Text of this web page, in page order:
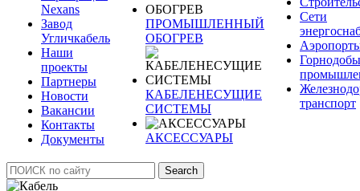
Nexans
Завод
Угличкабель
Наши
проекты
Партнеры
Новости
Вакансии
Контакты
Документы
ПРОМЫШЛЕННЫЙ
ОБОГРЕВ
КАБЕЛЕНЕСУЩИЕ
СИСТЕМЫ
АКСЕССУАРЫ
Сети
транспорт
Search